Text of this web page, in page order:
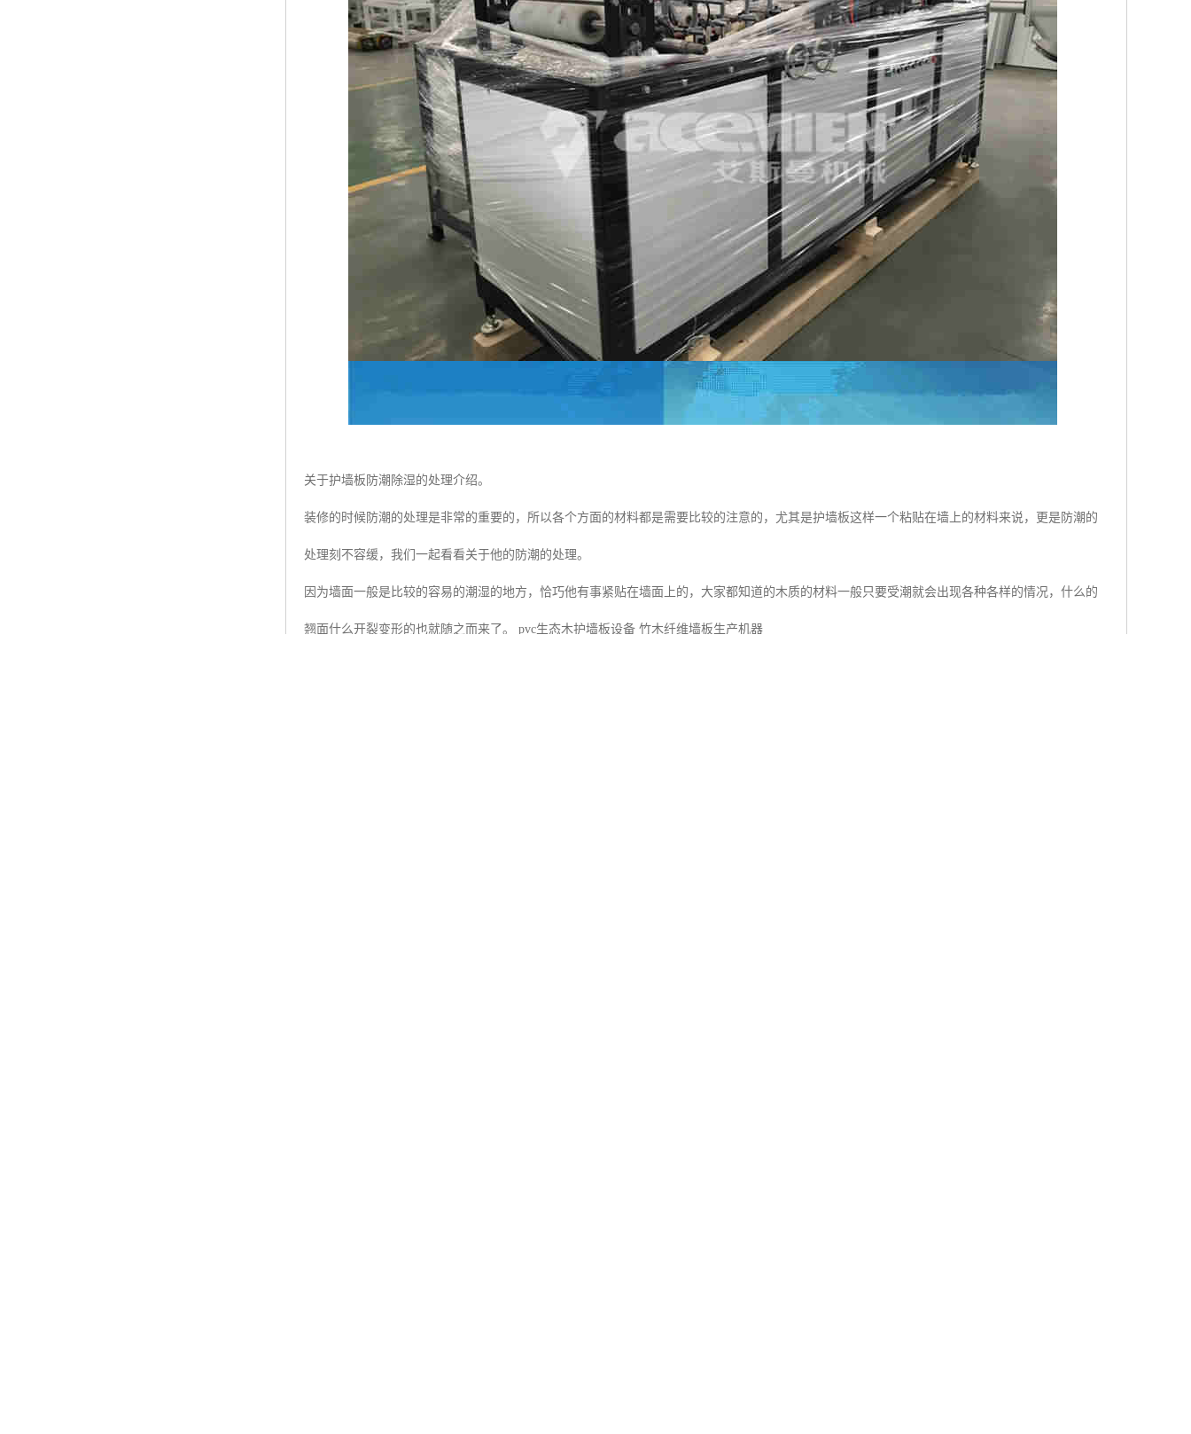
关于护墙板防潮除湿的处理介绍。
装修的时候防潮的处理是非常的重要的，所以各个方面的材料都是需要比较的注意的，尤其是护墙板这样一个粘贴在墙上的材料来说，更是防潮的
处理刻不容缓，我们一起看看关于他的防潮的处理。
因为墙面一般是比较的容易的潮湿的地方，恰巧他有事紧贴在墙面上的，大家都知道的木质的材料一般只要受潮就会出现各种各样的情况，什么的
翘面什么开裂变形的也就随之而来了。 pvc生态木护墙板设备 竹木纤维墙板生产机器